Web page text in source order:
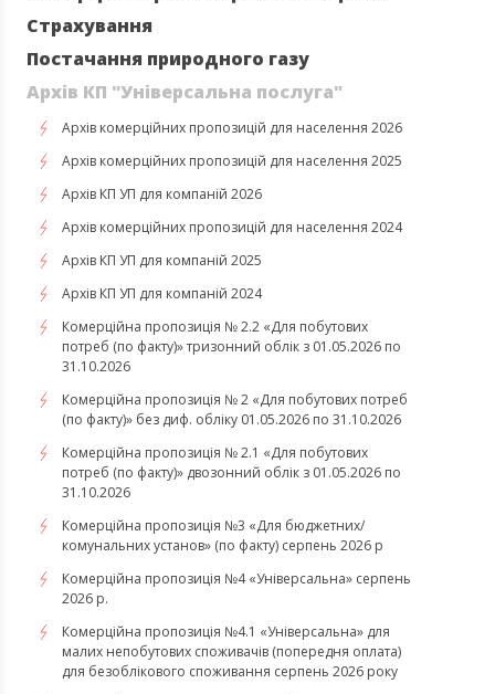
Страхування
Постачання природного газу
Архів КП "Універсальна послуга"
Архів комерційних пропозицій для населення 2026
Архів комерційних пропозицій для населення 2025
Архів КП УП для компаній 2026
Архів комерційних пропозицій для населення 2024
Архів КП УП для компаній 2025
Архів КП УП для компаній 2024
Комерційна пропозиція № 2.2 «Для побутових
потреб (по факту)» тризонний облік з 01.05.2026 по
31.10.2026
Комерційна пропозиція № 2 «Для побутових потреб
(по факту)» без диф. обліку 01.05.2026 по 31.10.2026
Комерційна пропозиція № 2.1 «Для побутових
потреб (по факту)» двозонний облік з 01.05.2026 по
31.10.2026
Комерційна пропозиція №3 «Для бюджетних/
комунальних установ» (по факту) серпень 2026 р
Комерційна пропозиція №4 «Універсальна» серпень
2026 р.
Комерційна пропозиція №4.1 «Універсальна» для
малих непобутових споживачів (попередня оплата)
для безоблікового споживання серпень 2026 року